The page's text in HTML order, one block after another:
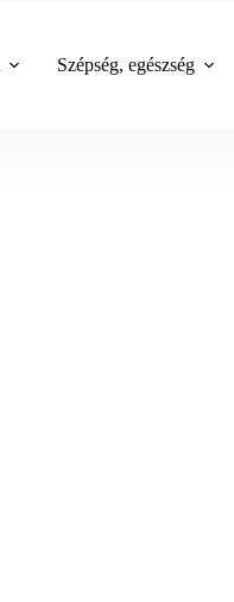
Szépség, egészség